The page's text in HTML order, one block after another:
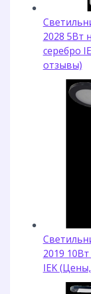
2028 5Вт
серебро
отзывы)
2019
IEK